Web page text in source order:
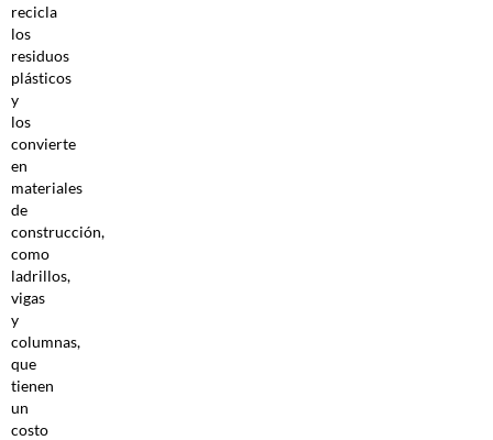
recicla
los
residuos
plásticos
y
los
convierte
en
materiales
de
construcción,
como
ladrillos,
vigas
y
columnas,
que
tienen
un
costo